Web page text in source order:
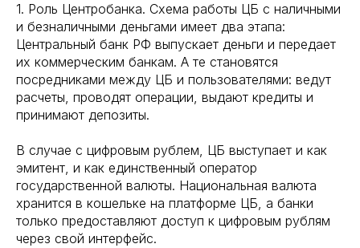
1. Роль Центробанка. Схема работы ЦБ с наличными
и безналичными деньгами имеет два этапа:
Центральный банк РФ выпускает деньги и передает
их коммерческим банкам. А те становятся
посредниками между ЦБ и пользователями: ведут
расчеты, проводят операции, выдают кредиты и
принимают депозиты.
В случае с цифровым рублем, ЦБ выступает и как
эмитент, и как единственный оператор
государственной валюты. Национальная валюта
хранится в кошельке на платформе ЦБ, а банки
только предоставляют доступ к цифровым рублям
через свой интерфейс.